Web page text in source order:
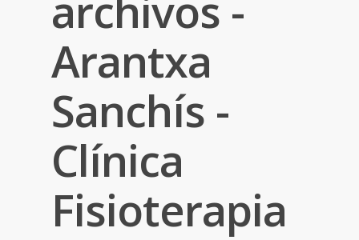
Arantxa
Sanchís -
Clínica
Fisioterapia